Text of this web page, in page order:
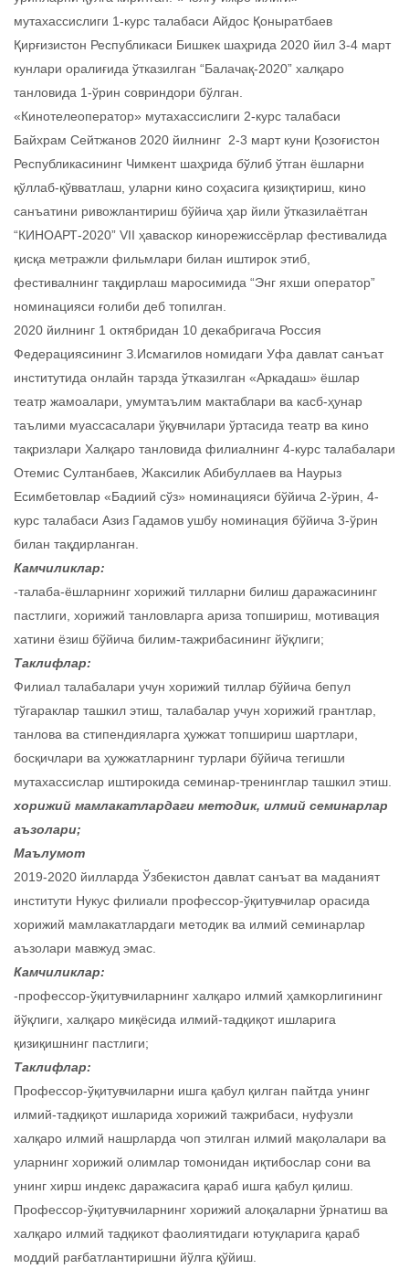
мутахассислиги 1-курс талабаси Айдос Қоныратбаев
Қирғизистон Республикаси Бишкек шаҳрида 2020 йил 3-4 март
кунлари оралиғида ўтказилган “Балачақ-2020” халқаро
танловида 1-ўрин совриндори бўлган.
«Кинотелеоператор» мутахассислиги 2-курс талабаси
Байхрам Сейтжанов 2020 йилнинг 2-3 март куни Қозоғистон
Республикасининг Чимкент шаҳрида бўлиб ўтган ёшларни
қўллаб-қўвватлаш, уларни кино соҳасига қизиқтириш, кино
санъатини ривожлантириш бўйича ҳар йили ўтказилаётган
“КИНОАРТ-2020” VII ҳаваскор кинорежиссёрлар фестивалида
қисқа метражли фильмлари билан иштирок этиб,
фестивалнинг тақдирлаш маросимида “Энг яхши оператор”
номинацияси ғолиби деб топилган.
2020 йилнинг 1 октябридан 10 декабригача Россия
Федерациясининг З.Исмагилов номидаги Уфа давлат санъат
институтида онлайн тарзда ўтказилган «Аркадаш» ёшлар
театр жамоалари, умумтаълим мактаблари ва касб-ҳунар
таълими муассасалари ўқувчилари ўртасида театр ва кино
тақризлари Халқаро танловида филиалнинг 4-курс талабалари
Отемис Султанбаев, Жаксилик Абибуллаев ва Наурыз
Есимбетовлар «Бадиий сўз» номинацияси бўйича 2-ўрин, 4-
курс талабаси Азиз Гадамов ушбу номинация бўйича 3-ўрин
билан тақдирланган.
Камчиликлар:
-талаба-ёшларнинг хорижий тилларни билиш даражасининг
пастлиги, хорижий танловларга ариза топшириш, мотивация
хатини ёзиш бўйича билим-тажрибасининг йўқлиги;
Таклифлар:
Филиал талабалари учун хорижий тиллар бўйича бепул
тўгараклар ташкил этиш, талабалар учун хорижий грантлар,
танлова ва стипендияларга ҳужжат топшириш шартлари,
босқичлари ва ҳужжатларнинг турлари бўйича тегишли
мутахассислар иштирокида семинар-тренинглар ташкил этиш.
хорижий мамлакатлардаги методик, илмий семинарлар
аъзолари;
Маълумот
2019-2020 йилларда Ўзбекистон давлат санъат ва маданият
институти Нукус филиали профессор-ўқитувчилар орасида
хорижий мамлакатлардаги методик ва илмий семинарлар
аъзолари мавжуд эмас.
Камчиликлар:
-профессор-ўқитувчиларнинг халқаро илмий ҳамкорлигининг
йўқлиги, халқаро миқёсида илмий-тадқиқот ишларига
қизиқишнинг пастлиги;
Таклифлар:
Профессор-ўқитувчиларни ишга қабул қилган пайтда унинг
илмий-тадқиқот ишларида хорижий тажрибаси, нуфузли
халқаро илмий нашрларда чоп этилган илмий мақолалари ва
уларнинг хорижий олимлар томонидан иқтибослар сони ва
унинг хирш индекс даражасига қараб ишга қабул қилиш.
Профессор-ўқитувчиларнинг хорижий алоқаларни ўрнатиш ва
халқаро илмий тадқикот фаолиятидаги ютуқларига қараб
моддий рағбатлантиришни йўлга қўйиш.